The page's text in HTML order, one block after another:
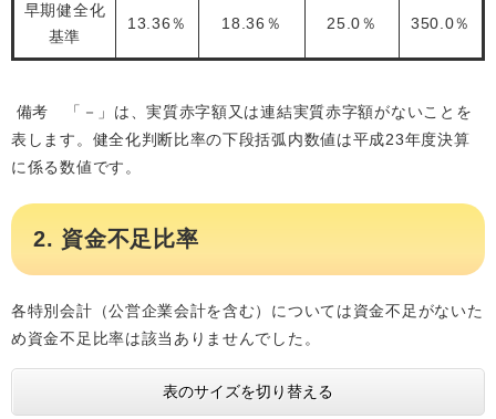
早期健全化
基準
13.36％ 18.36％ 25.0％ 350.0％
備考 「－」は、実質赤字額又は連結実質赤字額がないことを
表します。健全化判断比率の下段括弧内数値は平成23年度決算
に係る数値です。
2. 資金不足比率
​各特別会計（公営企業会計を含む）については資金不足がないた
め資金不足比率は該当ありませんでした。
表のサイズを切り替える